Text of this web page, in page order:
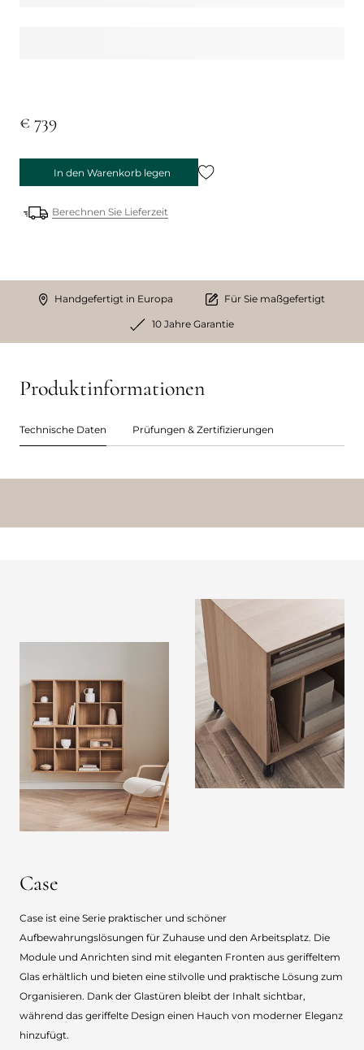
€ 739
In den Warenkorb legen
Berechnen Sie Lieferzeit
Handgefertigt in Europa Für Sie maßgefertigt
10 Jahre Garantie
Produktinformationen
Technische Daten Prüfungen & Zertifizierungen
Case
Case ist eine Serie praktischer und schöner
Aufbewahrungslösungen für Zuhause und den Arbeitsplatz. Die
Module und Anrichten sind mit eleganten Fronten aus geriffeltem
Glas erhältlich und bieten eine stilvolle und praktische Lösung zum
Organisieren. Dank der Glastüren bleibt der Inhalt sichtbar,
während das geriffelte Design einen Hauch von moderner Eleganz
hinzufügt.